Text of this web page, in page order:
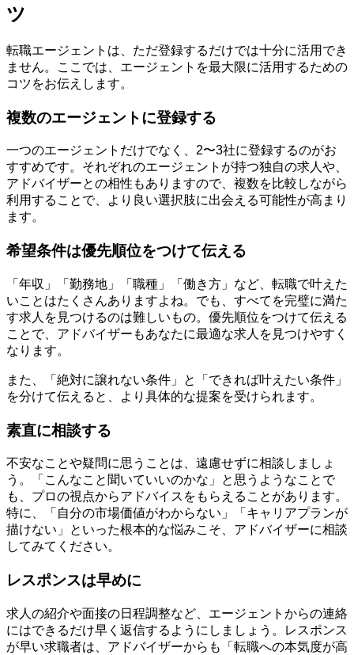
ツ
転職エージェントは、ただ登録するだけでは十分に活用でき
ません。ここでは、エージェントを最大限に活用するための
コツをお伝えします。
複数のエージェントに登録する
一つのエージェントだけでなく、2〜3社に登録するのがお
すすめです。それぞれのエージェントが持つ独自の求人や、
アドバイザーとの相性もありますので、複数を比較しながら
利用することで、より良い選択肢に出会える可能性が高まり
ます。
希望条件は優先順位をつけて伝える
「年収」「勤務地」「職種」「働き方」など、転職で叶えた
いことはたくさんありますよね。でも、すべてを完璧に満た
す求人を見つけるのは難しいもの。優先順位をつけて伝える
ことで、アドバイザーもあなたに最適な求人を見つけやすく
なります。
また、「絶対に譲れない条件」と「できれば叶えたい条件」
を分けて伝えると、より具体的な提案を受けられます。
素直に相談する
不安なことや疑問に思うことは、遠慮せずに相談しましょ
う。「こんなこと聞いていいのかな」と思うようなことで
も、プロの視点からアドバイスをもらえることがあります。
特に、「自分の市場価値がわからない」「キャリアプランが
描けない」といった根本的な悩みこそ、アドバイザーに相談
してみてください。
レスポンスは早めに
求人の紹介や面接の日程調整など、エージェントからの連絡
にはできるだけ早く返信するようにしましょう。レスポンス
が早い求職者は、アドバイザーからも「転職への本気度が高